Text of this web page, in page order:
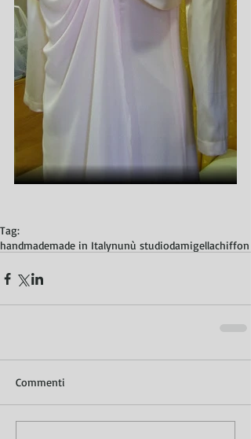
Tag:
handmademade in Italynunù studiodamigellachiffon
Commenti